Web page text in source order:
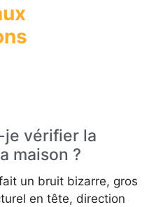
je vérifier la
maison ?
un bruit bizarre, gros
en tête, direction